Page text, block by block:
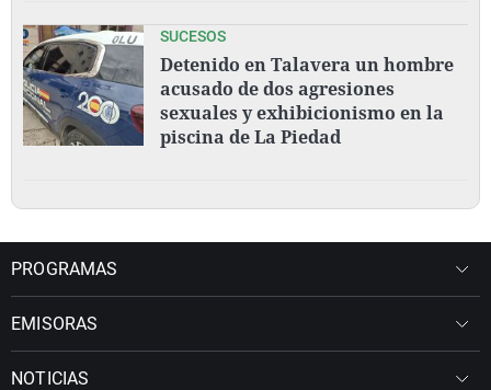
SUCESOS
Detenido en Talavera un hombre
acusado de dos agresiones
sexuales y exhibicionismo en la
piscina de La Piedad
PROGRAMAS
EMISORAS
NOTICIAS